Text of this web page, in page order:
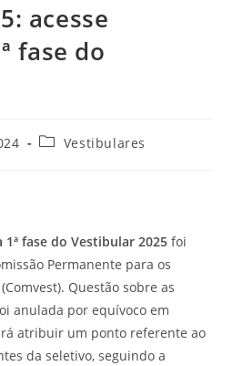
acesse
fase do
Categoria
Vestibulares
fase do Vestibular 2025foi
Permanente para os
Questão sobre as
anulada por equívoco em
atribuir um ponto referente ao
da seletivo, seguindo a